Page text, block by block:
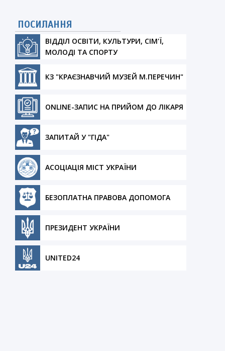
ПОСИЛАННЯ
ВІДДІЛ ОСВІТИ, КУЛЬТУРИ, СІМ'Ї,
МОЛОДІ ТА СПОРТУ
КЗ "КРАЄЗНАВЧИЙ МУЗЕЙ М.ПЕРЕЧИН"
ONLINE-ЗАПИС НА ПРИЙОМ ДО ЛІКАРЯ
ЗАПИТАЙ У "ГІДА"
АСОЦІАЦІЯ МІСТ УКРАЇНИ
БЕЗОПЛАТНА ПРАВОВА ДОПОМОГА
ПРЕЗИДЕНТ УКРАЇНИ
UNITED24